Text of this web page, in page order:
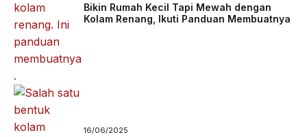
Bikin Rumah Kecil Tapi Mewah dengan
Kolam Renang, Ikuti Panduan Membuatnya
16/06/2025